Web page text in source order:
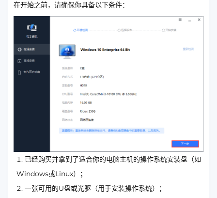
在开始之前，请确保你具备以下条件：
已经购买并拿到了适合你的电脑主机的操作系统安装盘（如
Windows或Linux）；
一张可用的U盘或光驱（用于安装操作系统）；